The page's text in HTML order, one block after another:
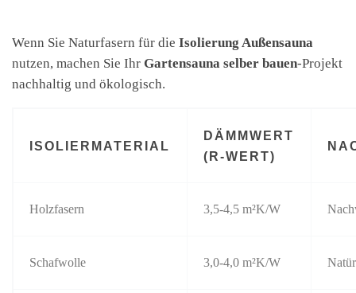
Wenn Sie Naturfasern für die Isolierung Außensauna
nutzen, machen Sie Ihr Gartensauna selber bauen-Projekt
nachhaltig und ökologisch.
ISOLIERMATERIAL
DÄMMWERT
(R-WERT)
Holzfasern 3,5-4,5 m²K/W
Schafwolle 3,0-4,0 m²K/W